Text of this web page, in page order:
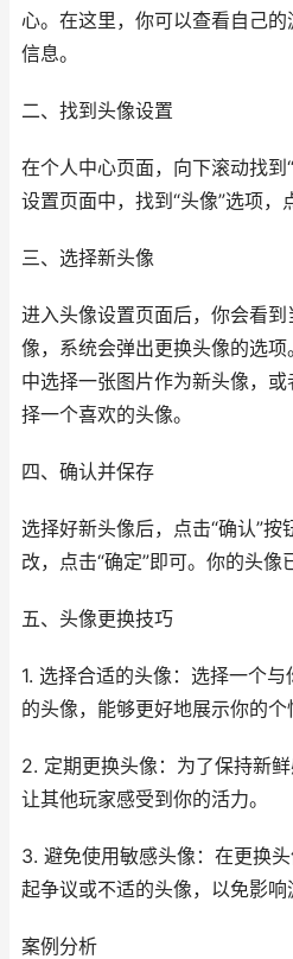
心。在这里，你可以查看自己
信息。
二、找到头像设置
在个人中心页面，向下滚动找到
设置页面中，找到“头像”选项，
三、选择新头像
进入头像设置页面后，你会看
像，系统会弹出更换头像的选
中选择一张图片作为新头像，
择一个喜欢的头像。
四、确认并保存
选择好新头像后，点击“确认”
改，点击“确定”即可。你的头像
五、头像更换技巧
1. 选择合适的头像：选择一个
的头像，能够更好地展示你的个
2. 定期更换头像：为了保持新鲜
让其他玩家感受到你的活力。
3. 避免使用敏感头像：在更换
起争议或不适的头像，以免影响
案例分析